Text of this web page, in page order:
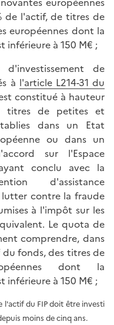
de l'actif, de titres de
européennes dont la
inférieure à 150 M€ ;
de
à l'article L214-31 du
constitué à hauteur
titres de petites et
dans un Etat
ou dans un
sur l'Espace
conclu avec la
d'assistance
contre la fraude
à l'impôt sur les
Le quota de
comprendre, dans
fonds, des titres de
dont la
inférieure à 150 M€ ;
l'actif du FIP doit être investi
moins de cinq ans.